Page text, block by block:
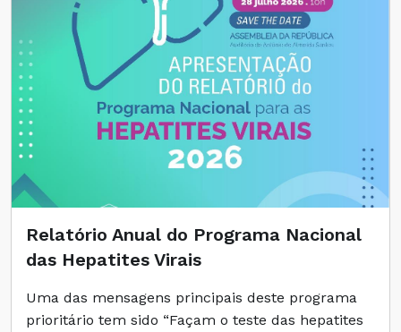
Relatório Anual do Programa Nacional
das Hepatites Virais
Uma das mensagens principais deste programa
prioritário tem sido “Façam o teste das hepatites